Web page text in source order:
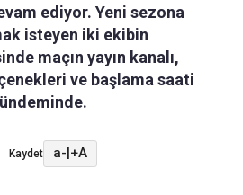
ediyor. Yeni sezona
isteyen iki ekibin
maçın yayın kanalı,
ve başlama saati
Kaydet a-|+A